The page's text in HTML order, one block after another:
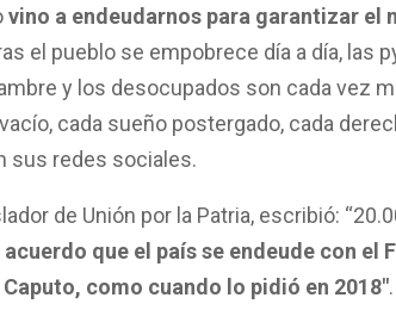
vino a endeudarnos para garantizar el
el pueblo se empobrece día a día, las
y los desocupados son cada vez
cada sueño postergado, cada
sus redes sociales.
de Unión por la Patria, escribió:
acuerdo que el país se endeude con el
como cuando lo pidió en 2018″ .